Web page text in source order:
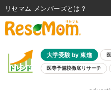
大学受験 by 東進
医専予備校徹底リサーチ
リセマム メンバーズ